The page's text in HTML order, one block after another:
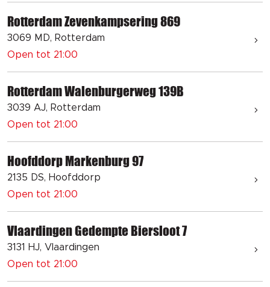
Rotterdam Zevenkampsering 869
3069 MD, Rotterdam
Open tot 21:00
Rotterdam Walenburgerweg 139B
3039 AJ, Rotterdam
Open tot 21:00
Hoofddorp Markenburg 97
2135 DS, Hoofddorp
Open tot 21:00
Vlaardingen Gedempte Biersloot 7
3131 HJ, Vlaardingen
Open tot 21:00